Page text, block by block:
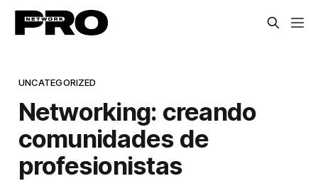
UNCATEGORIZED
Networking: creando
comunidades de
profesionistas